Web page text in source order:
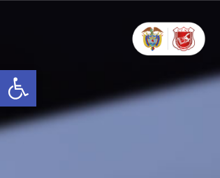
Abrir barra de herramientas